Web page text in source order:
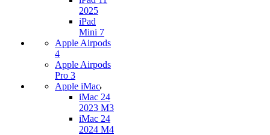
2025
iPad
Mini 7
Apple Airpods
4
Apple Airpods
Pro 3
Apple iMac
iMac 24
2023 M3
iMac 24
2024 M4